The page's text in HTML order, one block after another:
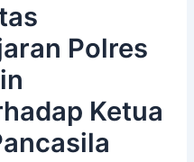
Polres
Ketua